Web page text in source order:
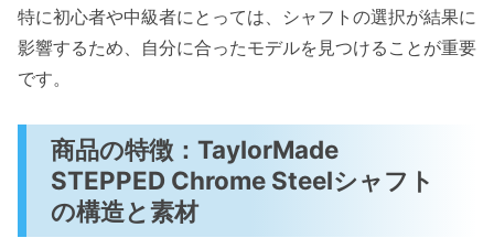
特に初心者や中級者にとっては、シャフトの選択が結果に
影響するため、自分に合ったモデルを見つけることが重要
です。
商品の特徴：TaylorMade
STEPPED Chrome Steelシャフト
の構造と素材